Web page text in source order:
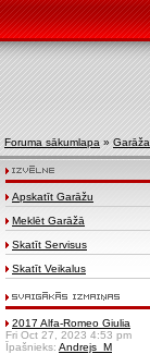
Foruma sākumlapa » Garāža
Apskatīt Garāžu
Meklēt Garāžā
Skatīt Servisus
Skatīt Veikalus
2017 Alfa-Romeo Giulia
Fri Oct 27, 2023 4:53 pm
Īpašnieks: Andrejs_M